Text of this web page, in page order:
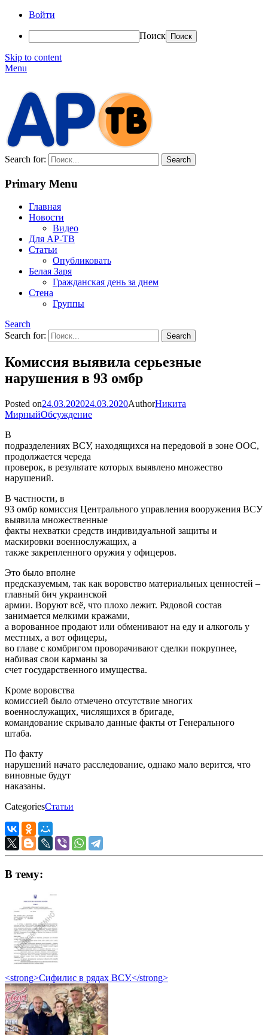
Войти
Поиск
Skip to content
Menu
Search for:
Primary Menu
Главная
Новости
Видео
Для АР-ТВ
Статьи
Опубликовать
Белая Заря
Гражданская день за днем
Стена
Группы
Search
Search for:
Комиссия выявила серьезные
нарушения в 93 омбр
Posted on24.03.202024.03.2020AuthorНикита
МирныйОбсуждение
В
подразделениях ВСУ, находящихся на передовой в зоне ООС,
продолжается череда
проверок, в результате которых выявлено множество
нарушений.
В частности, в
93 омбр комиссия Центрального управления вооружения ВСУ
выявила множественные
факты нехватки средств индивидуальной защиты и
маскировки военнослужащих, а
также закрепленного оружия у офицеров.
Это было вполне
предсказуемым, так как воровство материальных ценностей –
главный бич украинской
армии. Воруют всё, что плохо лежит. Рядовой состав
занимается мелкими кражами,
а ворованное продают или обменивают на еду и алкоголь у
местных, а вот офицеры,
во главе с комбригом проворачивают сделки покрупнее,
набивая свои карманы за
счет государственного имущества.
Кроме воровства
комиссией было отмечено отсутствие многих
военнослужащих, числящихся в бригаде,
командование скрывало данные факты от Генерального
штаба.
По факту
нарушений начато расследование, однако мало верится, что
виновные будут
наказаны.
CategoriesСтатьи
В тему:
<strong>Сифилис в рядах ВСУ.</strong>